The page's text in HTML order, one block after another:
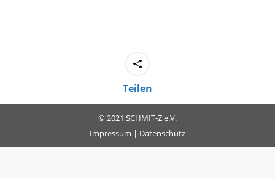
Teilen
© 2021 SCHMIT-Z e.V.
Impressum | Datenschutz